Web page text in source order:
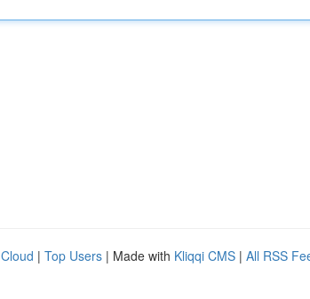
| Top Users | Made with Kliqqi CMS | All RSS